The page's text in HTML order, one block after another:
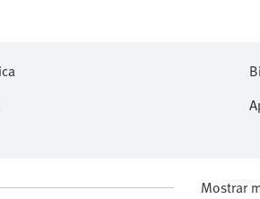
Mostrar